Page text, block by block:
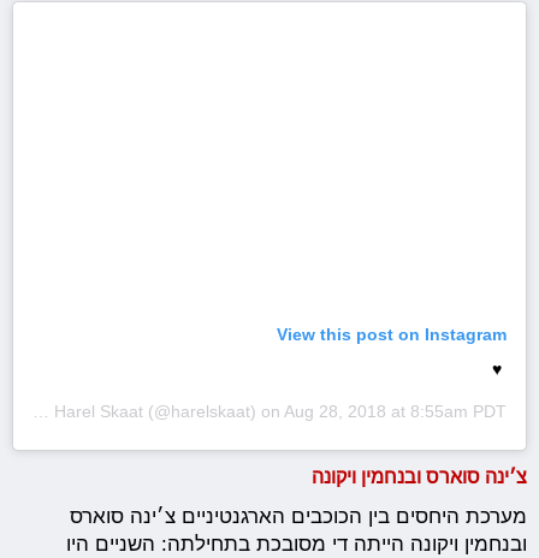
View this post on Instagram
♥️
A post shared by Harel Skaat(@harelskaat) on Aug 28, 2018 at 8:55am PDT
צ׳ינה סוארס ובנחמין ויקונה
מערכת היחסים בין הכוכבים הארגנטיניים צ׳ינה סוארס
ובנחמין ויקונה הייתה די מסובכת בתחילתה: השניים היו